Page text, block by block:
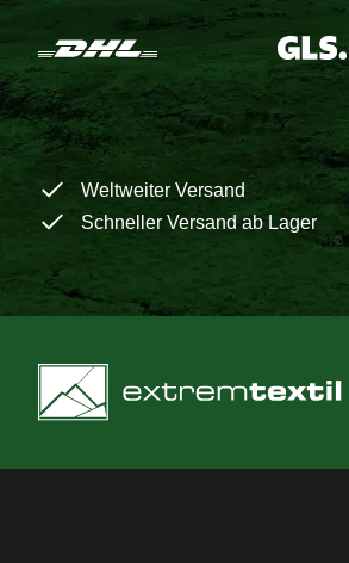
Weltweiter Versand
Schneller Versand ab Lager